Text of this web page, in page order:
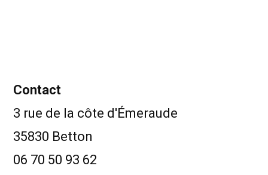
Contact
3 rue de la côte d'Émeraude
35830 Betton
06 70 50 93 62